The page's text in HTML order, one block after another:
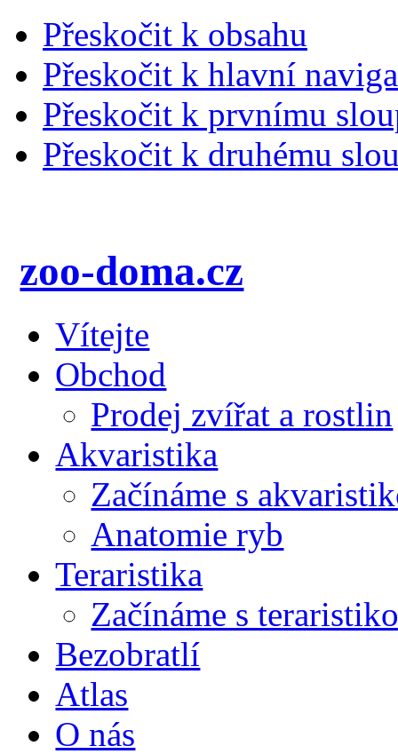
Přeskočit k obsahu
Přeskočit k hlavní
Přeskočit k prvnímu
Přeskočit k druhému
zoo-doma.cz
Vítejte
Obchod
Prodej zvířat a rostlin
Akvaristika
Začínáme s
Anatomie ryb
Teraristika
Začínáme s
Bezobratlí
Atlas
O nás